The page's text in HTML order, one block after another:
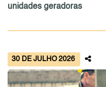
unidades geradoras
30 DE JULHO 2026